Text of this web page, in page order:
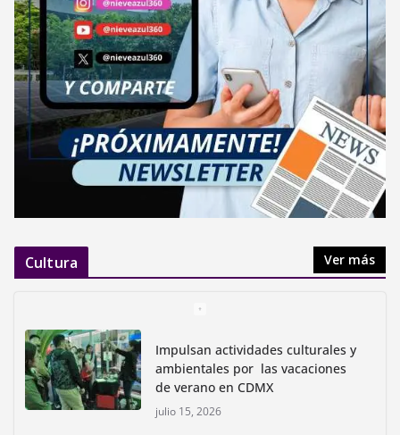
Cultura Ver más
Impulsan actividades culturales y
ambientales por las vacaciones
de verano en CDMX
julio 15, 2026